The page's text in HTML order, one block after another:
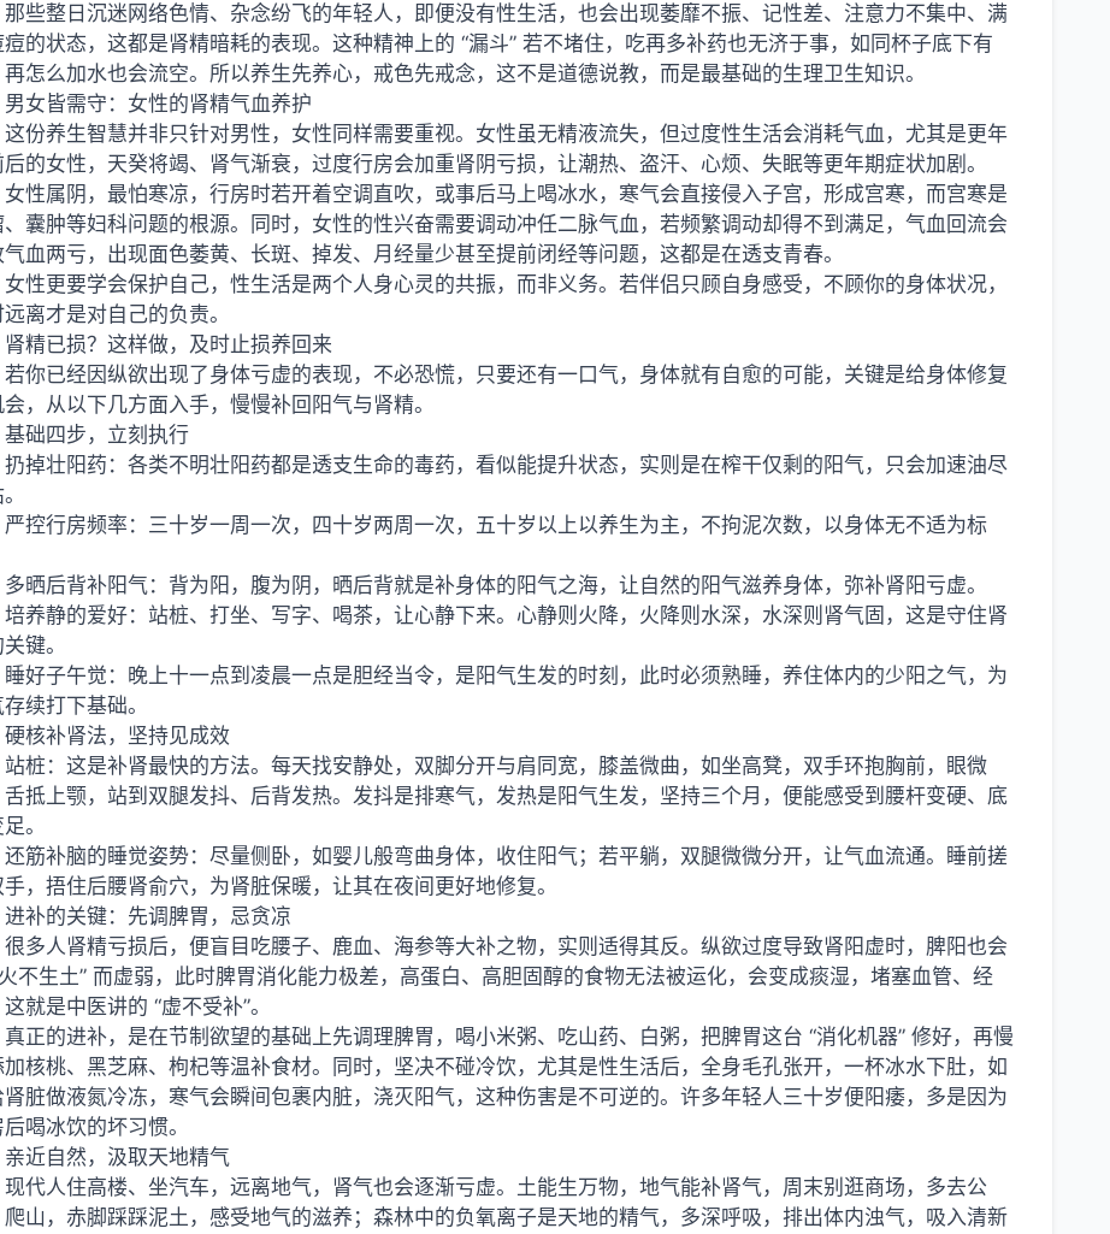
那些整日沉迷网络色情、杂念纷飞的年轻人，即便没有性生活，也会出现萎靡不振、记性差、注意力不集中、满
痘的状态，这都是肾精暗耗的表现。这种精神上的 “漏斗” 若不堵住，吃再多补药也无济于事，如同杯子底下有
怎么加水也会流空。所以养生先养心，戒色先戒念，这不是道德说教，而是最基础的生理卫生知识。
男女皆需守：女性的肾精气血养护
这份养生智慧并非只针对男性，女性同样需要重视。女性虽无精液流失，但过度性生活会消耗气血，尤其是更年
的女性，天癸将竭、肾气渐衰，过度行房会加重肾阴亏损，让潮热、盗汗、心烦、失眠等更年期症状加剧。
女性属阴，最怕寒凉，行房时若开着空调直吹，或事后马上喝冰水，寒气会直接侵入子宫，形成宫寒，而宫寒是
、囊肿等妇科问题的根源。同时，女性的性兴奋需要调动冲任二脉气血，若频繁调动却得不到满足，气血回流会
气血两亏，出现面色萎黄、长斑、掉发、月经量少甚至提前闭经等问题，这都是在透支青春。
女性更要学会保护自己，性生活是两个人身心灵的共振，而非义务。若伴侣只顾自身感受，不顾你的身体状况，
离才是对自己的负责。
肾精已损？这样做，及时止损养回来
若你已经因纵欲出现了身体亏虚的表现，不必恐慌，只要还有一口气，身体就有自愈的可能，关键是给身体修复
会，从以下几方面入手，慢慢补回阳气与肾精。
基础四步，立刻执行
扔掉壮阳药：各类不明壮阳药都是透支生命的毒药，看似能提升状态，实则是在榨干仅剩的阳气，只会加速油尽
严控行房频率：三十岁一周一次，四十岁两周一次，五十岁以上以养生为主，不拘泥次数，以身体无不适为标
多晒后背补阳气：背为阳，腹为阴，晒后背就是补身体的阳气之海，让自然的阳气滋养身体，弥补肾阳亏虚。
培养静的爱好：站桩、打坐、写字、喝茶，让心静下来。心静则火降，火降则水深，水深则肾气固，这是守住肾
键。
睡好子午觉：晚上十一点到凌晨一点是胆经当令，是阳气生发的时刻，此时必须熟睡，养住体内的少阳之气，为
存续打下基础。
硬核补肾法，坚持见成效
站桩：这是补肾最快的方法。每天找安静处，双脚分开与肩同宽，膝盖微曲，如坐高凳，双手环抱胸前，眼微
舌抵上颚，站到双腿发抖、后背发热。发抖是排寒气，发热是阳气生发，坚持三个月，便能感受到腰杆变硬、底
。
还筋补脑的睡觉姿势：尽量侧卧，如婴儿般弯曲身体，收住阳气；若平躺，双腿微微分开，让气血流通。睡前搓
手，捂住后腰肾俞穴，为肾脏保暖，让其在夜间更好地修复。
进补的关键：先调脾胃，忌贪凉
很多人肾精亏损后，便盲目吃腰子、鹿血、海参等大补之物，实则适得其反。纵欲过度导致肾阳虚时，脾阳也会
火不生土” 而虚弱，此时脾胃消化能力极差，高蛋白、高胆固醇的食物无法被运化，会变成痰湿，堵塞血管、经
就是中医讲的 “虚不受补”。
真正的进补，是在节制欲望的基础上先调理脾胃，喝小米粥、吃山药、白粥，把脾胃这台 “消化机器” 修好，再慢
加核桃、黑芝麻、枸杞等温补食材。同时，坚决不碰冷饮，尤其是性生活后，全身毛孔张开，一杯冰水下肚，如
肾脏做液氮冷冻，寒气会瞬间包裹内脏，浇灭阳气，这种伤害是不可逆的。许多年轻人三十岁便阳痿，多是因为
喝冰饮的坏习惯。
亲近自然，汲取天地精气
现代人住高楼、坐汽车，远离地气，肾气也会逐渐亏虚。土能生万物，地气能补肾气，周末别逛商场，多去公
爬山，赤脚踩踩泥土，感受地气的滋养；森林中的负氧离子是天地的精气，多深呼吸，排出体内浊气，吸入清新